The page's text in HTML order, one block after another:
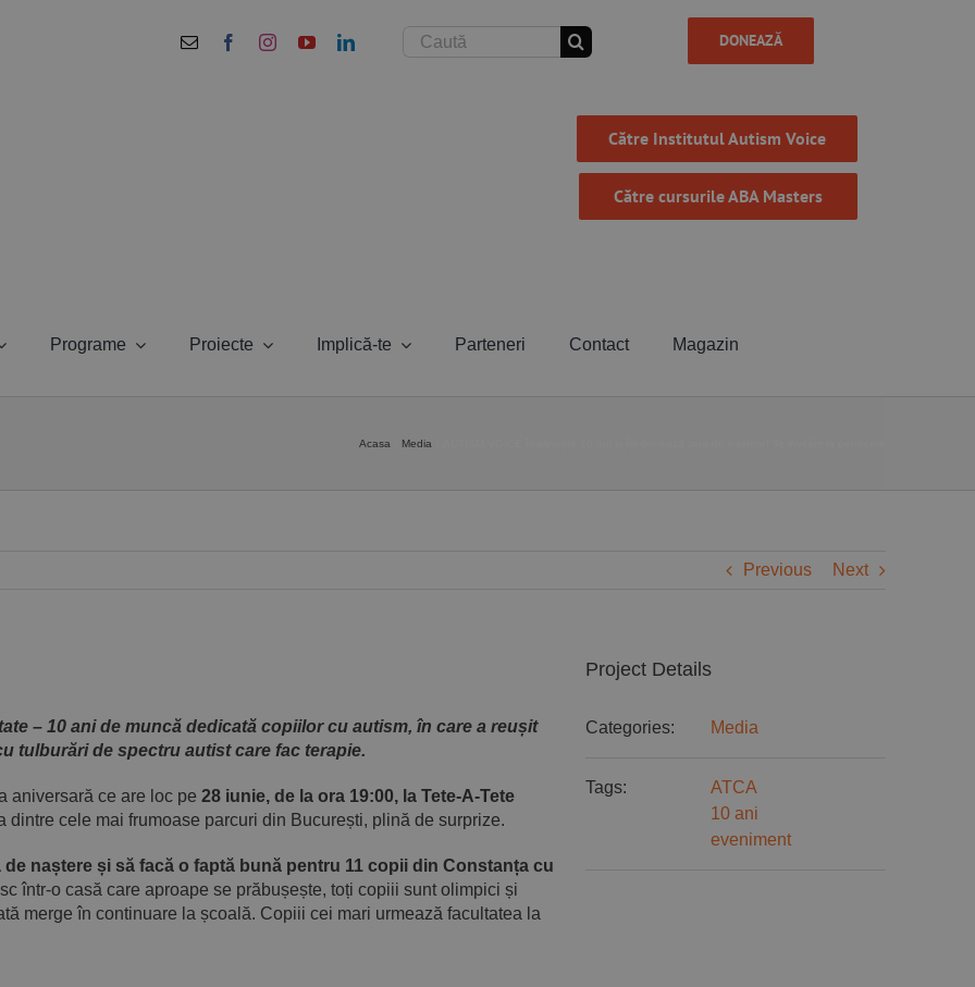
Cautare... DONEAZĂ
Către Institutul Autism Voice
Către cursurile ABA Masters
Programe Proiecte Implică-te Parteneri Contact Magazin
Acasa Media
Previous Next
– 10 ani de muncă dedicată copiilor cu autism, în care a reușit
tulburări de spectru autist care fac terapie.
aniversară ce are loc pe 28 iunie, de la ora 19:00, la Tete-A-Tete
dintre cele mai frumoase parcuri din București, plină de surprize.
de naștere și să facă o faptă bună pentru 11 copii din Constanța cu
într-o casă care aproape se prăbușește, toți copiii sunt olimpici și
merge în continuare la școală. Copiii cei mari urmează facultatea la
Project Details
Categories: Media
Tags:
ATCA
10 ani
eveniment